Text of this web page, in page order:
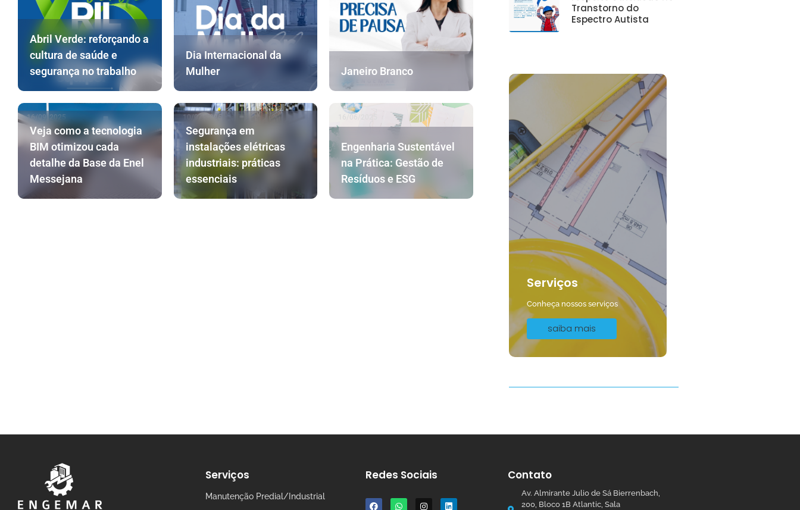
Abril Verde: reforçando a
cultura de saúde e
segurança no trabalho
Dia Internacional da
Mulher
Janeiro Branco
16/09/2025
Veja como a tecnologia
BIM otimizou cada
detalhe da Base da Enel
Messejana
10/07/2025
Segurança em
instalações elétricas
industriais: práticas
essenciais
Engenharia Sustentável
na Prática: Gestão de
Resíduos e ESG
Transtorno do
Espectro Autista
Serviços
Conheça nossos serviços
saiba mais
Serviços
Manutenção Predial/Industrial
Redes Sociais Contato
Av. Almirante Julio de Sá Bierrenbach,
200, Bloco 1B Atlantic, Sala